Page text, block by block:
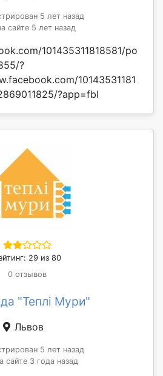
5 лет назад
сайте 5 лет назад
101435311818581/po
?
10143531181
?app=fbl
29 из 80
0 отзывов
"Теплі Мури"
Львов
5 лет назад
сайте 3 года назад